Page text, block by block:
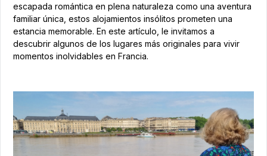
escapada romántica en plena naturaleza como una aventura
familiar única, estos alojamientos insólitos prometen una
estancia memorable. En este artículo, le invitamos a
descubrir algunos de los lugares más originales para vivir
momentos inolvidables en Francia.